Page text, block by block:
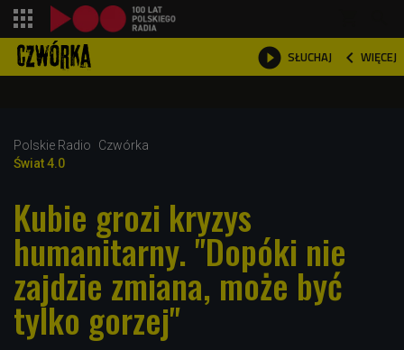
 SŁUCHAJ  WIĘCEJ

Polskie Radio
Czwórka
Świat 4.0
Kubie grozi kryzys
humanitarny. "Dopóki nie
zajdzie zmiana, może być
tylko gorzej"